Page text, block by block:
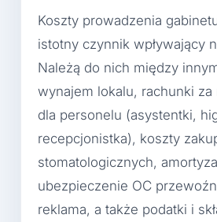
Koszty prowadzenia
istotny czynnik wpływający
Należą do nich między
wynajem lokalu, rachunki za
dla personelu (asystentki,
recepcjonistka), koszty
stomatologicznych,
ubezpieczenie OC
reklama, a także podatki i